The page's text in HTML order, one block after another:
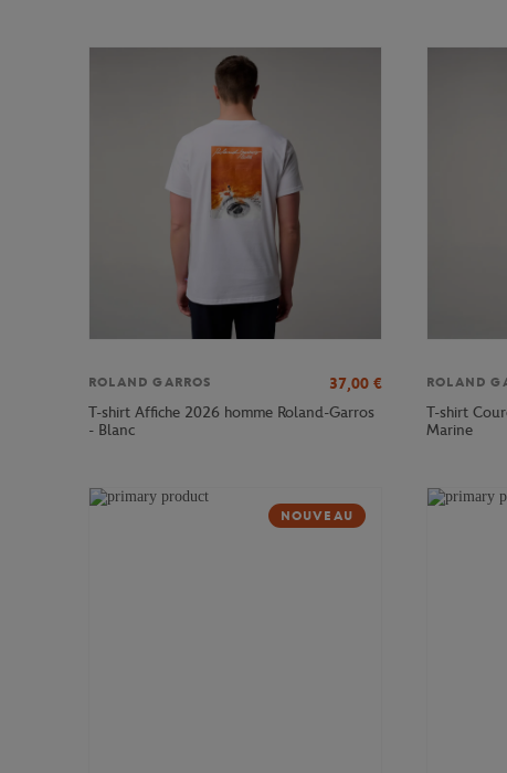
ROLAND GARROS 37,00 €
T-shirt Affiche 2026 homme Roland-Garros
- Blanc
ROLAND
T-shirt
Marine
NOUVEAU